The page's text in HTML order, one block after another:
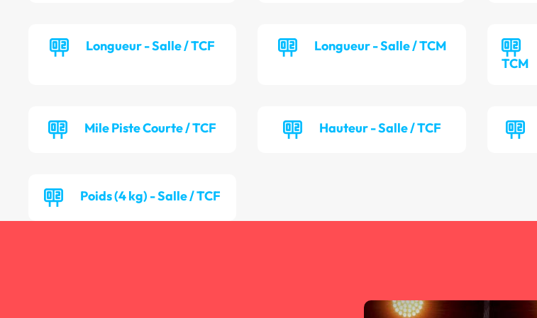
Longueur - Salle / TCF Longueur - Salle / TCM
TCM
Mile Piste Courte / TCF Hauteur - Salle / TCF
Poids (4 kg) - Salle / TCF